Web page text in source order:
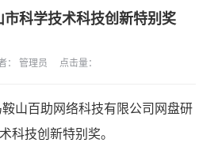
科学技术科技创新特别奖
： 管理员 点击量：
鞍山百助网络科技有限公司网盘研
科技创新特别奖。